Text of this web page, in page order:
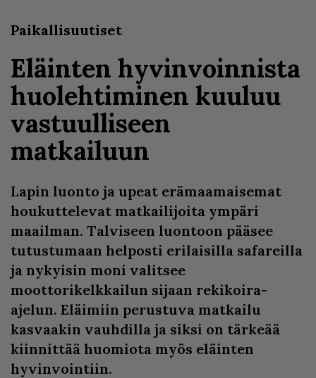
Paikallisuutiset
Eläinten hyvinvoinnista
huolehtiminen kuuluu
vastuulliseen
matkailuun
Lapin luonto ja upeat erämaamaisemat
houkuttelevat matkailijoita ympäri
maailman. Talviseen luontoon pääsee
tutustumaan helposti erilaisilla safareilla
ja nykyisin moni valitsee
moottorikelkkailun sijaan rekikoira-
ajelun. Eläimiin perustuva matkailu
kasvaakin vauhdilla ja siksi on tärkeää
kiinnittää huomiota myös eläinten
hyvinvointiin.